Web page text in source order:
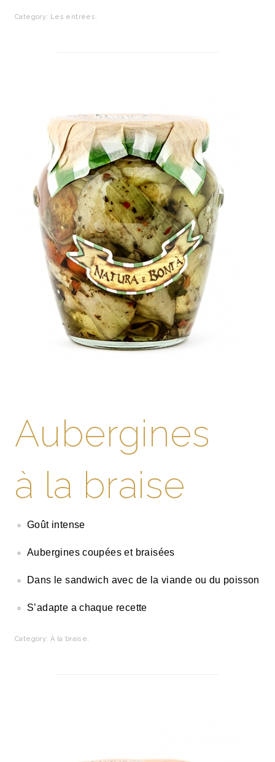
Category: Les entrées.
Aubergines
à la braise
Goût intense
Aubergines coupées et braisées
Dans le sandwich avec de la viande ou du poisson
S’adapte a chaque recette
Category: À la braise.